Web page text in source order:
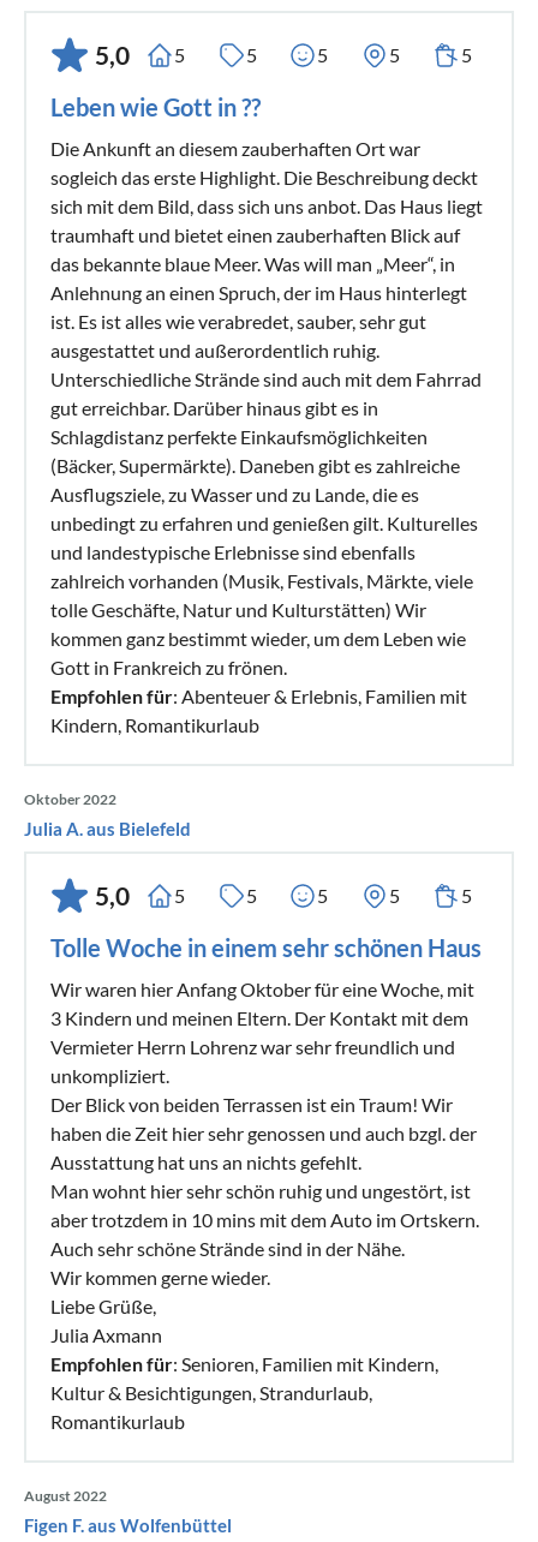
5,0 5 5 5 5 5
Leben wie Gott in ??
Die Ankunft an diesem zauberhaften Ort war
sogleich das erste Highlight. Die Beschreibung deckt
sich mit dem Bild, dass sich uns anbot. Das Haus liegt
traumhaft und bietet einen zauberhaften Blick auf
das bekannte blaue Meer. Was will man „Meer“, in
Anlehnung an einen Spruch, der im Haus hinterlegt
ist. Es ist alles wie verabredet, sauber, sehr gut
ausgestattet und außerordentlich ruhig.
Unterschiedliche Strände sind auch mit dem Fahrrad
gut erreichbar. Darüber hinaus gibt es in
Schlagdistanz perfekte Einkaufsmöglichkeiten
(Bäcker, Supermärkte). Daneben gibt es zahlreiche
Ausflugsziele, zu Wasser und zu Lande, die es
unbedingt zu erfahren und genießen gilt. Kulturelles
und landestypische Erlebnisse sind ebenfalls
zahlreich vorhanden (Musik, Festivals, Märkte, viele
tolle Geschäfte, Natur und Kulturstätten) Wir
kommen ganz bestimmt wieder, um dem Leben wie
Gott in Frankreich zu frönen.
Empfohlen für: Abenteuer & Erlebnis, Familien mit
Kindern, Romantikurlaub
Oktober 2022
Julia A. aus Bielefeld
5,0 5 5 5 5 5
Tolle Woche in einem sehr schönen Haus
Wir waren hier Anfang Oktober für eine Woche, mit
3 Kindern und meinen Eltern. Der Kontakt mit dem
Vermieter Herrn Lohrenz war sehr freundlich und
unkompliziert.
Der Blick von beiden Terrassen ist ein Traum! Wir
haben die Zeit hier sehr genossen und auch bzgl. der
Ausstattung hat uns an nichts gefehlt.
Man wohnt hier sehr schön ruhig und ungestört, ist
aber trotzdem in 10 mins mit dem Auto im Ortskern.
Auch sehr schöne Strände sind in der Nähe.
Wir kommen gerne wieder.
Liebe Grüße,
Julia Axmann
Empfohlen für: Senioren, Familien mit Kindern,
Kultur & Besichtigungen, Strandurlaub,
Romantikurlaub
August 2022
Figen F. aus Wolfenbüttel